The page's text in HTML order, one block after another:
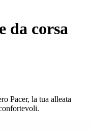
da corsa
Pacer, la tua alleata